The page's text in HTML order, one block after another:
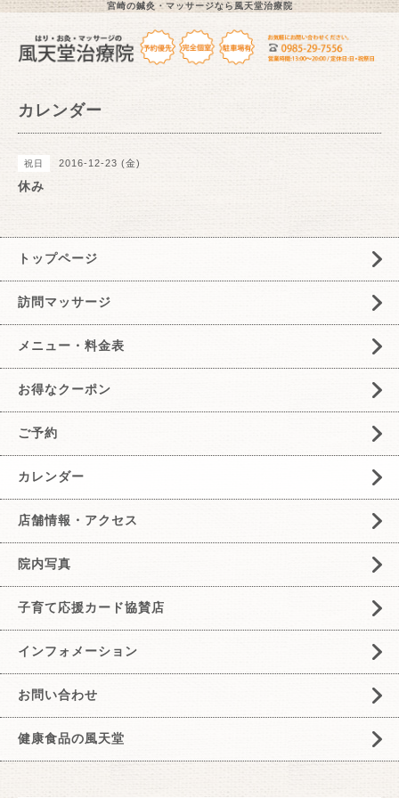
宮崎の鍼灸・マッサージなら風天堂治療院
カレンダー
祝日 2016-12-23 (金)
休み
トップページ
訪問マッサージ
メニュー・料金表
お得なクーポン
ご予約
カレンダー
店舗情報・アクセス
院内写真
子育て応援カード協賛店
インフォメーション
お問い合わせ
健康食品の風天堂